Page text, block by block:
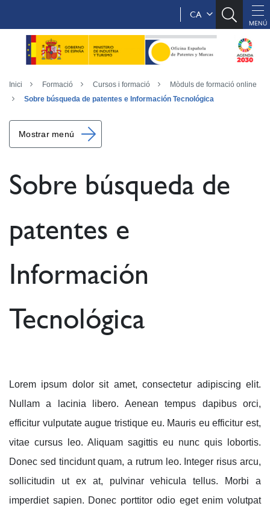
CA
Inici Formació Cursos i formació
Mòduls de formació online
Sobre búsqueda de patentes e Información Tecnológica
Mostrar menú
Sobre búsqueda de
patentes e
Información
Tecnológica
Lorem ipsum dolor sit amet, consectetur adipiscing elit.
Nullam a lacinia libero. Aenean tempus dapibus orci,
efficitur vulputate augue tristique eu. Mauris eu efficitur est,
vitae cursus leo. Aliquam sagittis eu nunc quis lobortis.
Donec sed tincidunt quam, a rutrum leo. Integer risus arcu,
sollicitudin ut ex at, pulvinar vehicula tellus. Morbi a
imperdiet sapien. Donec porttitor odio eget enim volutpat